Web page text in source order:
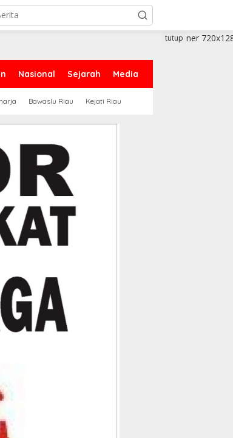
Nasional Sejarah Media
Bawaslu Riau Kejati Riau
tutup